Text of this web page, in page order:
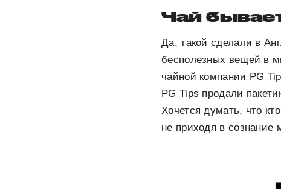
Чай
Да, такой сделали в
бесполезных вещей в
чайной компании PG
PG Tips продали
Хочется думать, что
не приходя в